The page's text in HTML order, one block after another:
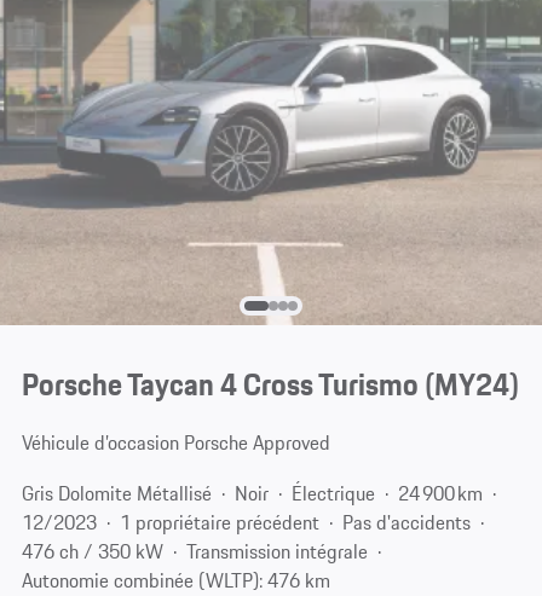
Porsche Taycan 4 Cross Turismo (MY24)
Véhicule d’occasion Porsche Approved
Gris Dolomite Métallisé
Noir Électrique
24 900 km
12/2023
1 propriétaire précédent
Pas d'accidents
476 ch / 350 kW
Transmission intégrale
Autonomie combinée (WLTP): 476 km